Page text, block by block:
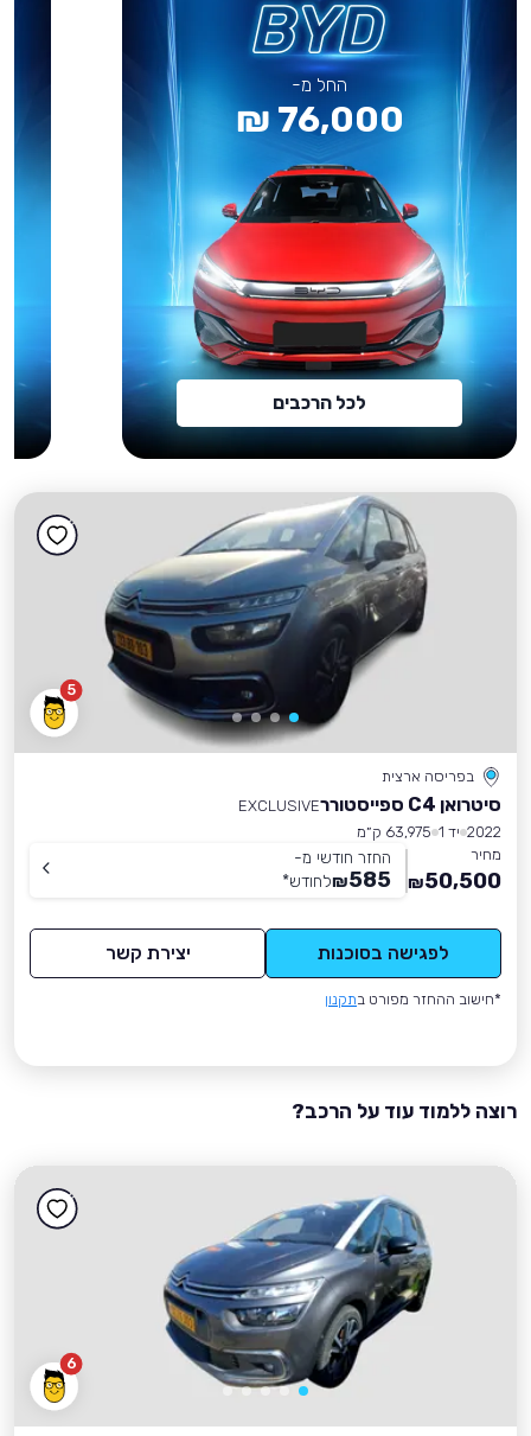
החל מ-
76,000 ₪
לכל הרכבים
5
בפריסה ארצית
סיטרואן C4 ספייסטורר
EXCLUSIVE
2022 יד 1
63,975 ק״מ
מחיר
50,500
₪
החזר חודשי מ-
585
₪לחודש*
לפגישה בסוכנות יצירת קשר
*חישוב ההחזר מפורט בתקנון
רוצה ללמוד עוד על הרכב?
6